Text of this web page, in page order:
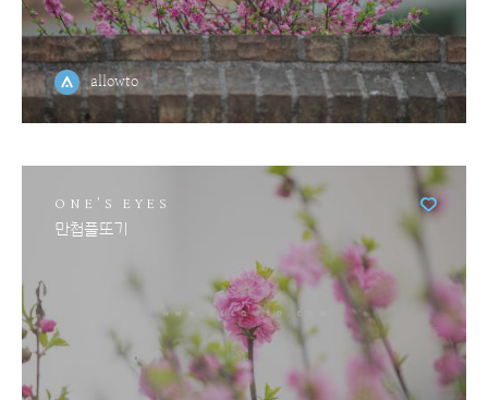
allowto
ONE'S EYES
만첩풀또기